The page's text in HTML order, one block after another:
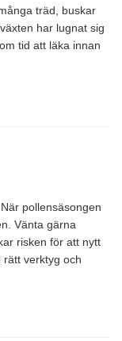
träd, buskar
har lugnat sig
tid att läka innan
pollensäsongen
Vänta gärna
risken för att nytt
rätt verktyg och